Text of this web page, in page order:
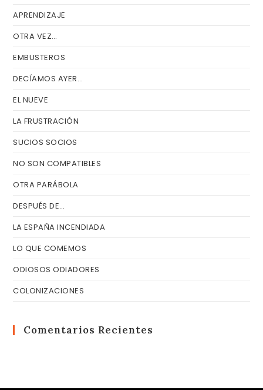
APRENDIZAJE
OTRA VEZ…
EMBUSTEROS
DECÍAMOS AYER…
EL NUEVE
LA FRUSTRACIÓN
SUCIOS SOCIOS
NO SON COMPATIBLES
OTRA PARÁBOLA
DESPUÉS DE…
LA ESPAÑA INCENDIADA
LO QUE COMEMOS
ODIOSOS ODIADORES
COLONIZACIONES
Comentarios Recientes